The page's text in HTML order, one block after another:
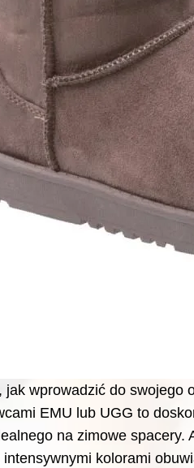
jak wprowadzić do
EMU lub UGG to
na zimowe spacery.
kolorami